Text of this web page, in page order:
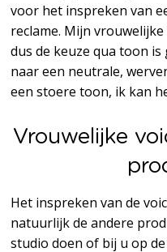
voor het inspreken van
reclame. Mijn
dus de keuze qua toon
naar een neutrale,
een stoere toon, ik kan
Vrouwelijke
Het inspreken van de
natuurlijk de andere
studio doen of bij u op